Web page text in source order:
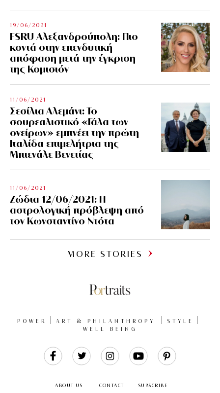
19/06/2021
FSRU Αλεξανδρούπολη: Πιο
κοντά στην επενδυτική
απόφαση μετά την έγκριση
της Κομισιόν
11/06/2021
Σεσίλια Αλεμάνι: Το
σουρεαλιστικό «Γάλα των
ονείρων» εμπνέει την πρώτη
Ιταλίδα επιμελήτρια της
Μπιενάλε Βενετίας
11/06/2021
Ζώδια 12/06/2021: Η
αστρολογική πρόβλεψη από
τον Κωνσταντίνο Ντότα
MORE STORIES
POWER ART & PHILANTHROPY
STYLE
WELL BEING
ABOUT US CONTACT SUBSCRIBE